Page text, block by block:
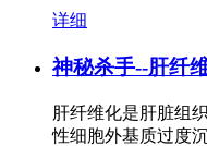
详细
神秘杀手--肝纤
肝纤维化是肝脏组
性细胞外基质过度